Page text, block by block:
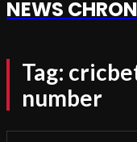
NEWS
Tag:
number